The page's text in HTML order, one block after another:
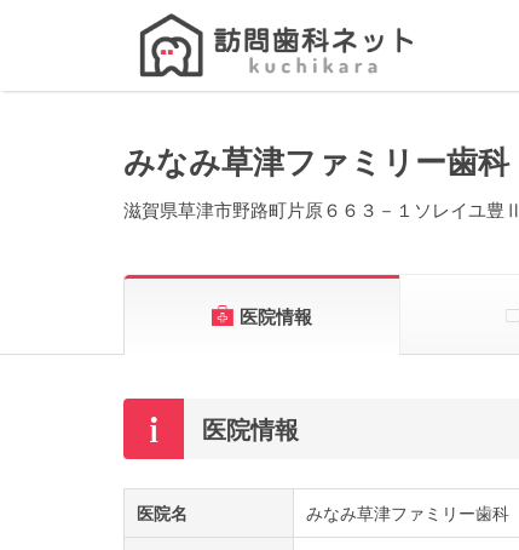
Search
みなみ草津ファミリー歯科
滋賀県草津市野路町片原６６３－１ソレイユ豊Ⅱ
医院情報
医院情報
医院名 みなみ草津ファミリー歯科